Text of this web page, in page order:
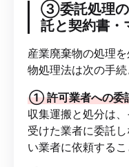
③委託処理の
託と契約書・
産業廃棄物の処理
物処理法は次の手続
① 許可業者への委
収集運搬と処分は
受けた業者に委託
い業者に依頼するこ